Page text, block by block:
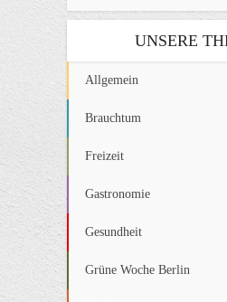
UNSERE
Allgemein
Brauchtum
Freizeit
Gastronomie
Gesundheit
Grüne Woche Berlin